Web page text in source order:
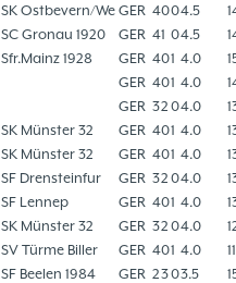
SK Ostbevern/We GER 4004.5
SC Gronau 1920 GER 41 04.5
Sfr.Mainz 1928 GER 401 4.0
GER 401 4.0
GER 32 04.0
SK Münster 32 GER 401 4.0
SK Münster 32 GER 401 4.0
SF Drensteinfur GER 32 04.0
SF Lennep GER 401 4.0
SK Münster 32 GER 32 04.0
SV Türme Biller GER 401 4.0
SF Beelen 1984 GER 2303.5